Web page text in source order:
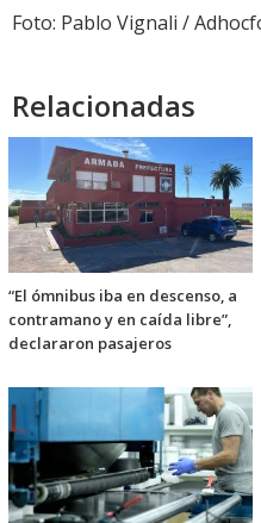
Foto: Pablo Vignali /
Relacionadas
“El ómnibus iba en descenso, a
contramano y en caída libre”,
declararon pasajeros